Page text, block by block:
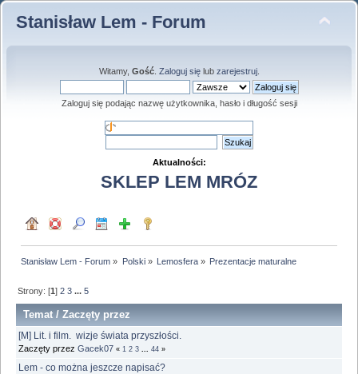
Stanisław Lem - Forum
Witamy, Gość. Zaloguj sięlub zarejestruj.
Zaloguj się podając nazwę użytkownika, hasło i długość sesji
Aktualności:
SKLEP LEM MRÓZ
Stanisław Lem - Forum » Polski» Lemosfera» Prezentacje maturalne
Strony: [1]2 3 ...5
Temat /Zaczęty przez
[M] Lit. i film. wizje świata przyszłości.
Zaczęty przez Gacek07 « 1 2 3 44 »
Lem - co można jeszcze napisać?